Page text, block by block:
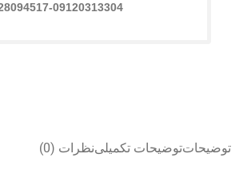
09120313304
توضیحاتتوضیحات تکمیلینظرات (0)